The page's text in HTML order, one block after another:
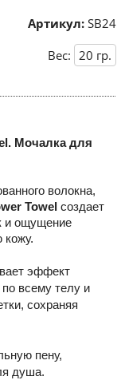
Артикул: SB24
Вес: 20 гр.
Мочалка для
волокна,
Towel создает
и ощущение
кожу.
эффект
всему телу и
сохраняя
пену,
душа.